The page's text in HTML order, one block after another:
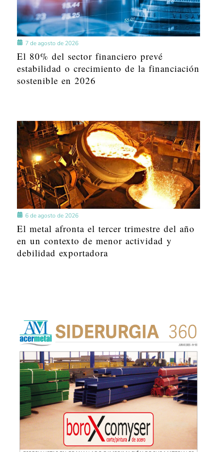
7 de agosto de 2026
El 80% del sector financiero prevé
estabilidad o crecimiento de la financiación
sostenible en 2026
6 de agosto de 2026
El metal afronta el tercer trimestre del año
en un contexto de menor actividad y
debilidad exportadora